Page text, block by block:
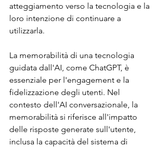
atteggiamento verso la tecnologia e la
loro intenzione di continuare a
utilizzarla.
La memorabilità di una tecnologia
guidata dall'AI, come ChatGPT, è
essenziale per l'engagement e la
fidelizzazione degli utenti. Nel
contesto dell'AI conversazionale, la
memorabilità si riferisce all'impatto
delle risposte generate sull'utente,
inclusa la capacità del sistema di